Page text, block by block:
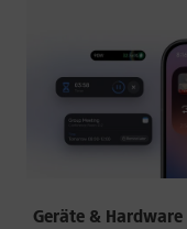
Geräte & Hardware